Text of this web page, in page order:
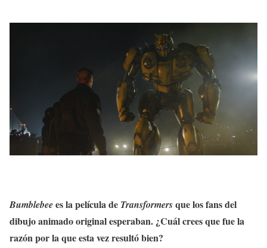
Bumblebeees la película de Transformersque los fans del
dibujo animado original esperaban. ¿Cuál crees que fue la
razón por la que esta vez resultó bien?